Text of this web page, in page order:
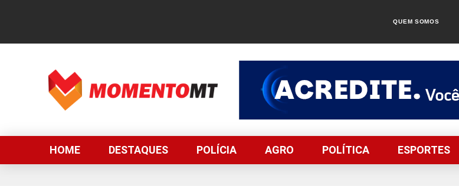
QUEM SOMOS
HOME DESTAQUES POLÍCIA AGRO POLÍTICA ESPORTES